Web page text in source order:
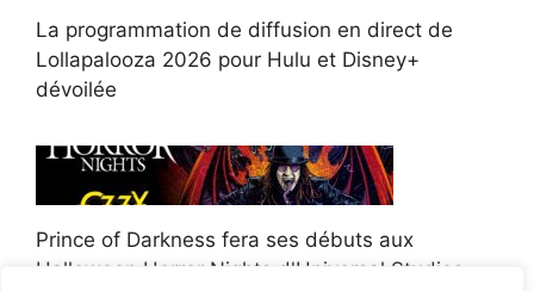
La programmation de diffusion en direct de
Lollapalooza 2026 pour Hulu et Disney+
dévoilée
Prince of Darkness fera ses débuts aux
Halloween Horror Nights d'Universal Studios